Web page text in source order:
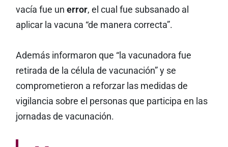
vacía fue un error, el cual fue subsanado al
aplicar la vacuna “de manera correcta”.
Además informaron que “la vacunadora fue
retirada de la célula de vacunación” y se
comprometieron a reforzar las medidas de
vigilancia sobre el personas que participa en las
jornadas de vacunación.